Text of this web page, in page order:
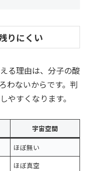
りにくい
る理由は、分子の酸
わないからです。判
やすくなります。
宇宙空間
ほぼ無い
ほぼ真空